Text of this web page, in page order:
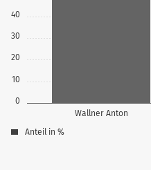
0
10
20
30
40
Wallner Anton
Anteil in %